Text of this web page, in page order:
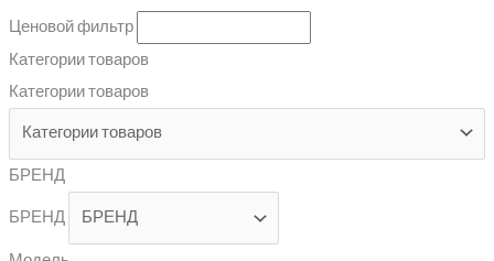
Ценовой фильтр
Категории товаров
Категории товаров
БРЕНД
БРЕНД